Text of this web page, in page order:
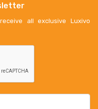
all exclusive Luxivo